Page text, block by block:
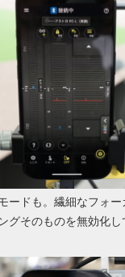
ードも。繊細なフォ
グそのものを無効化